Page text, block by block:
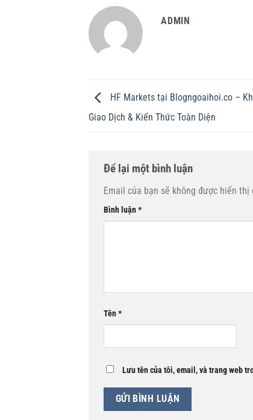
ADMIN
HF Markets tại Blogngoaihoi.co –
Giao Dịch & Kiến Thức Toàn Diện
Để lại một bình luận
Email của bạn sẽ không được hiển thị
Bình luận*
Tên*
Lưu tên của tôi, email, và trang web